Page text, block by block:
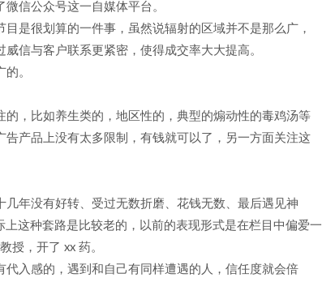
信公众号这一自媒体平台。
是很划算的一件事，虽然说辐射的区域并不是那么广，
信与客户联系更紧密，使得成交率大大提高。
。
，比如养生类的，地区性的，典型的煽动性的毒鸡汤等
产品上没有太多限制，有钱就可以了，另一方面关注这
年没有好转、受过无数折磨、花钱无数、最后遇见神
这种套路是比较老的，以前的表现形式是在栏目中偏爱一
授，开了 xx 药。
入感的，遇到和自己有同样遭遇的人，信任度就会倍